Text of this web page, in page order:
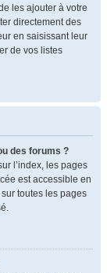
les ajouter à votre
directement des
en saisissant leur
de vos listes
des forums ?
l’index, les pages
est accessible en
toutes les pages